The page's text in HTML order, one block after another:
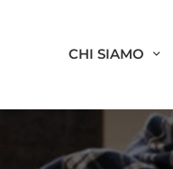
CHI SIAMO